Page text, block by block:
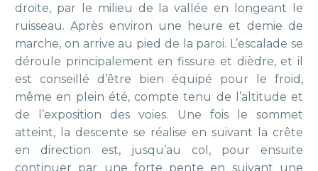
droite, par le milieu de la vallée en longeant le
ruisseau. Après environ une heure et demie de
marche, on arrive au pied de la paroi. L’escalade se
déroule principalement en fissure et dièdre, et il
est conseillé d’être bien équipé pour le froid,
même en plein été, compte tenu de l’altitude et
de l’exposition des voies. Une fois le sommet
atteint, la descente se réalise en suivant la crête
en direction est, jusqu’au col, pour ensuite
continuer par une forte pente en suivant une